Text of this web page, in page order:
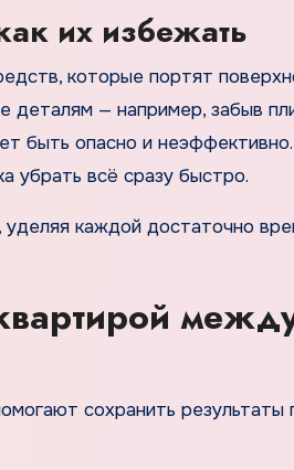
их избежать
которые портят
деталям — например, забыв
быть опасно и неэффективно.
убрать всё сразу быстро.
каждой достаточно
сохранить